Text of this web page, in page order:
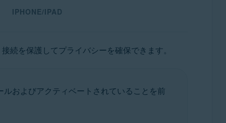
IPHONE/IPAD
続を保護してプライバシーを確保できます。
およびアクティベートされていることを前